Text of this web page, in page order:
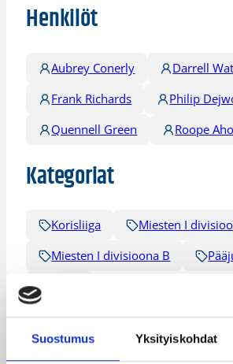
Suostumus Yksityiskohdat
Henkilöt
Aubrey Conerly
Darrell
Frank Richards
Philip
Quennell Green
Roope
Kategoriat
Korisliiga
Miesten I
Miesten I divisioona B